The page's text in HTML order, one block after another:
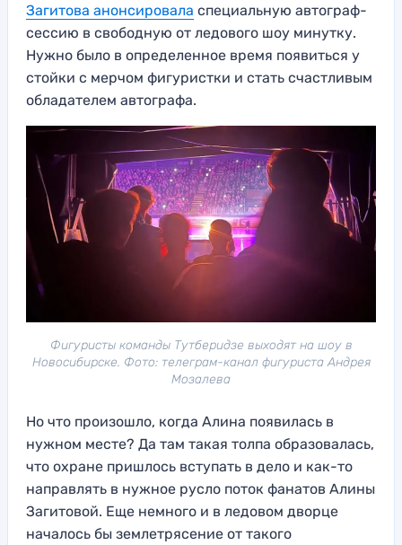
Загитова анонсировала специальную автограф-
сессию в свободную от ледового шоу минутку.
Нужно было в определенное время появиться у
стойки с мерчом фигуристки и стать счастливым
обладателем автографа.
Фигуристы команды Тутберидзе выходят на шоу в
Новосибирске. Фото: телеграм-канал фигуриста Андрея
Мозалева
Но что произошло, когда Алина появилась в
нужном месте? Да там такая толпа образовалась,
что охране пришлось вступать в дело и как-то
направлять в нужное русло поток фанатов Алины
Загитовой. Еще немного и в ледовом дворце
началось бы землетрясение от такого